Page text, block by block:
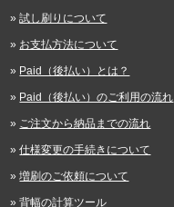
試し刷りについて
お支払方法について
Paid（後払い）とは？
Paid（後払い）のご利用の流れ
ご注文から納品までの流れ
仕様変更の手続きについて
増刷のご依頼について
背幅の計算ツール